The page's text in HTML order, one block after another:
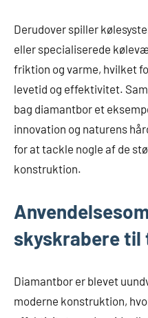
Derudover spiller
eller specialiserede
friktion og varme, hvilket
levetid og effektivitet.
bag diamantbor et
innovation og naturens
for at tackle nogle af de
konstruktion.
skyskrabere til
Diamantbor er blevet
moderne konstruktion,